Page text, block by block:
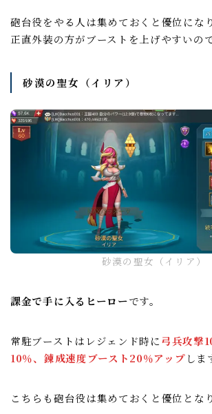
砲台役をやる人は集めておくと優位にな
正直外装の方がブーストを上げやすいの
砂漠の聖女（イリア）
砂漠の聖女（イリア）
課金で手に入るヒーローです。
常駐ブーストはレジェンド時に弓兵攻撃
10％、錬成速度ブースト20％アップしま
こちらも砲台役は集めておくと優位とな